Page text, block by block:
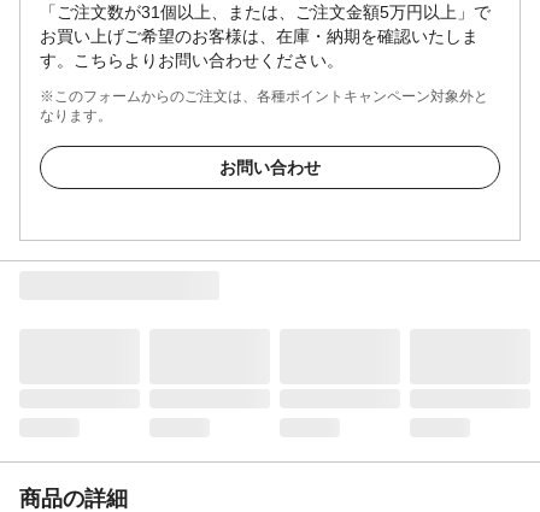
「ご注文数が31個以上、または、ご注文金額5万円以上」で
お買い上げご希望のお客様は、在庫・納期を確認いたしま
す。こちらよりお問い合わせください。
※このフォームからのご注文は、各種ポイントキャンペーン対象外と
なります。
お問い合わせ
商品の詳細